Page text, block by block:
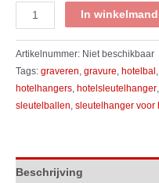
Excelsior
aantal
In winkelmand
Artikelnummer: Niet beschikbaar
Tags: graveren, gravure, hotelbal ,
hotelhangers, hotelsleutelhanger,
sleutelballen, sleutelhanger voor
Beschrijving